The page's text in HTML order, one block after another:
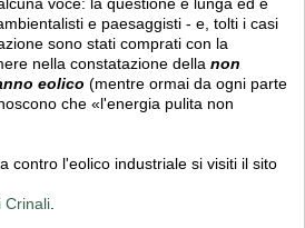
voce: la questione è lunga ed è
e paesaggisti - e, tolti i casi
sono stati comprati con la
nella constatazione dellanon
eolico (mentre ormai da ogni parte
che «l'energia pulita non
contro l'eolico industriale si visiti il sito
Crinali.